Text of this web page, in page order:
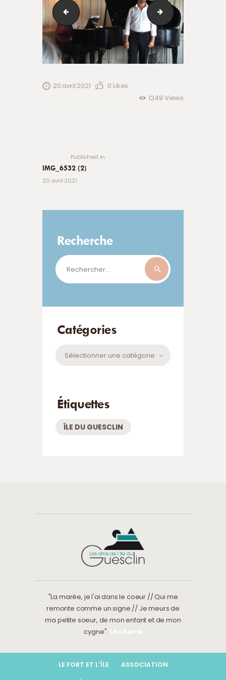
smart IMG_6538
20 avril 2021 0 Likes
1249 Views
Published in
IMG_6532 (2)
20 avril 2021
Recherche
Rechercher :
Catégories
Catégories
Étiquettes
ÎLE DU GUESCLIN
"La marée, je l'ai dans le coeur // Qui me
remonte comme un signe // Je meurs de
ma petite soeur, de mon enfant et de mon
cygne". Léo Ferré
LE FORT ET L’ÎLE ASSOCIATION